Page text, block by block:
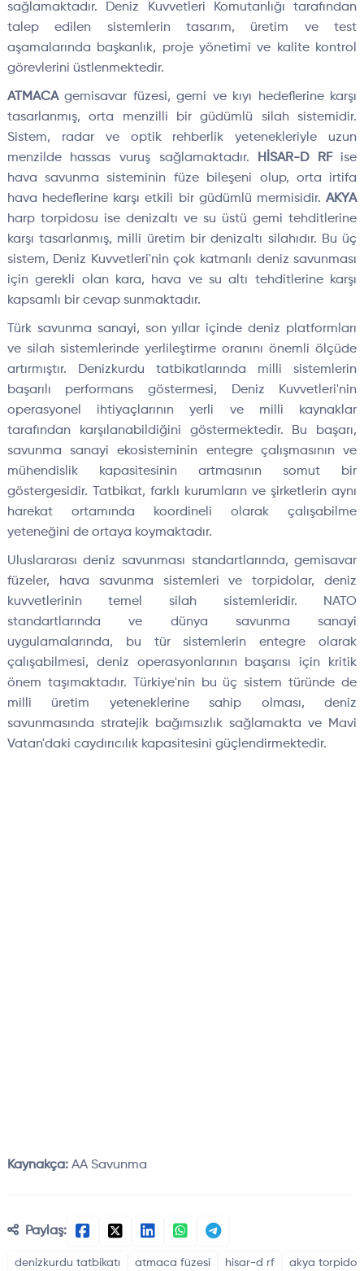
sağlamaktadır. Deniz Kuvvetleri Komutanlığı tarafından
talep edilen sistemlerin tasarım, üretim ve test
aşamalarında başkanlık, proje yönetimi ve kalite kontrol
görevlerini üstlenmektedir.
ATMACAgemisavar füzesi, gemi ve kıyı hedeflerine karşı
tasarlanmış, orta menzilli bir güdümlü silah sistemidir.
Sistem, radar ve optik rehberlik yetenekleriyle uzun
menzilde hassas vuruş sağlamaktadır.
HİSAR-D RFise
hava savunma sisteminin füze bileşeni olup, orta irtifa
hava hedeflerine karşı etkili bir güdümlü mermisidir.AKYA
harp torpidosu ise denizaltı ve su üstü gemi tehditlerine
karşı tasarlanmış, milli üretim bir denizaltı silahıdır. Bu üç
sistem, Deniz Kuvvetleri'nin çok katmanlı deniz savunması
için gerekli olan kara, hava ve su altı tehditlerine karşı
kapsamlı bir cevap sunmaktadır.
Türk savunma sanayi, son yıllar içinde deniz platformları
ve silah sistemlerinde yerlileştirme oranını önemli ölçüde
artırmıştır. Denizkurdu tatbikatlarında milli sistemlerin
başarılı performans göstermesi, Deniz Kuvvetleri'nin
operasyonel ihtiyaçlarının yerli ve milli kaynaklar
tarafından karşılanabildiğini göstermektedir. Bu başarı,
savunma sanayi ekosisteminin entegre çalışmasının ve
mühendislik kapasitesinin artmasının somut bir
göstergesidir. Tatbikat, farklı kurumların ve şirketlerin aynı
harekat ortamında koordineli olarak çalışabilme
yeteneğini de ortaya koymaktadır.
Uluslararası deniz savunması standartlarında, gemisavar
füzeler, hava savunma sistemleri ve torpidolar, deniz
kuvvetlerinin temel silah sistemleridir. NATO
standartlarında ve dünya savunma sanayi
uygulamalarında, bu tür sistemlerin entegre olarak
çalışabilmesi, deniz operasyonlarının başarısı için kritik
önem taşımaktadır. Türkiye'nin bu üç sistem türünde de
milli üretim yeteneklerine sahip olması, deniz
savunmasında stratejik bağımsızlık sağlamakta ve Mavi
Vatan'daki caydırıcılık kapasitesini güçlendirmektedir.
Kaynakça: AA Savunma
Paylaş:
denizkurdu tatbikatı atmaca füzesi hisar-d rf akya torpido